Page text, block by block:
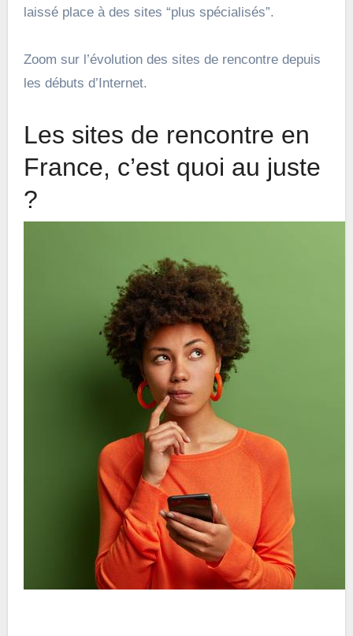
laissé place à des sites “plus spécialisés”.
Zoom sur l’évolution des sites de rencontre depuis
les débuts d’Internet.
Les sites de rencontre en
France, c’est quoi au juste
?